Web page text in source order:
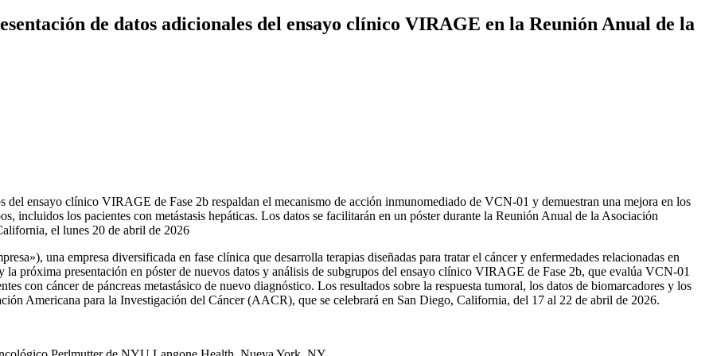
de datos adicionales del ensayo clínico VIRAGE en la Reunión Anual de la
del ensayo clínico VIRAGE de Fase 2b respaldan el mecanismo de acción inmunomediado de VCN-01 y demuestran una mejora en los
incluidos los pacientes con metástasis hepáticas. Los datos se facilitarán en un póster durante la Reunión Anual de la Asociación
el lunes 20 de abril de 2026
una empresa diversificada en fase clínica que desarrolla terapias diseñadas para tratar el cáncer y enfermedades relacionadas en
la próxima presentación en póster de nuevos datos y análisis de subgrupos del ensayo clínico VIRAGE de Fase 2b, que evalúa VCN-01
con cáncer de páncreas metastásico de nuevo diagnóstico. Los resultados sobre la respuesta tumoral, los datos de biomarcadores y los
Americana para la Investigación del Cáncer (AACR), que se celebrará en San Diego, California, del 17 al 22 de abril de 2026.